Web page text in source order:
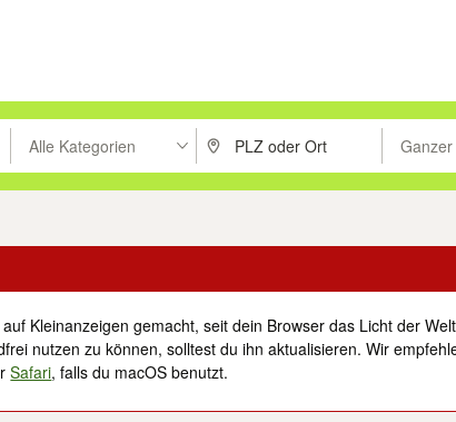
um zu suchen, oder Vorschläge mit den Pfeiltasten nach
Alle Kategorien PLZ oder Ort eingeben. Suche
Kleinanzeigen gemacht, seit dein Browser das Licht der
nutzen zu können, solltest du ihn aktualisieren. Wir
Safari, falls du macOS benutzt.